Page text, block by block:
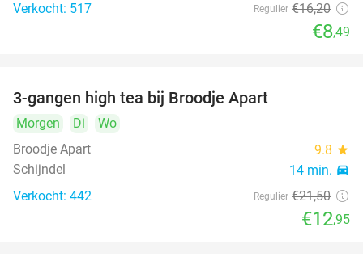
Verkocht: 517 Regulier €16,20
€8,49
3-gangen high tea bij Broodje Apart
Morgen Di
Wo
Broodje Apart
9.8 star
Schijndel 14 min. directions_car
Verkocht: 442 Regulier €21,50
€12,95